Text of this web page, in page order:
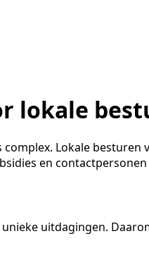
lokale
Lokale
en
uitdagingen.